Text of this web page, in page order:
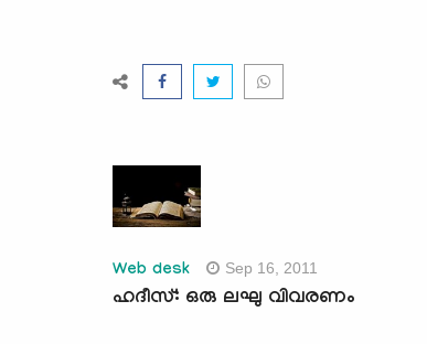
Web desk Sep 16, 2011
ഹദീസ്: ഒരു ലഘു വിവരണം